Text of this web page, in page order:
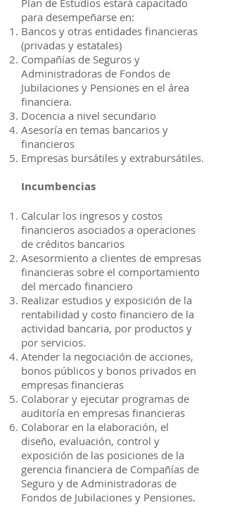
Plan de Estudios estará capacitado
para desempeñarse en:
Bancos y otras entidades financieras
(privadas y estatales)
Compañías de Seguros y
Administradoras de Fondos de
Jubilaciones y Pensiones en el área
financiera.
Docencia a nivel secundario
Asesoría en temas bancarios y
financieros
Empresas bursátiles y extrabursátiles.
Incumbencias
Calcular los ingresos y costos
financieros asociados a operaciones
de créditos bancarios
Asesormiento a clientes de empresas
financieras sobre el comportamiento
del mercado financiero
Realizar estudios y exposición de la
rentabilidad y costo financiero de la
actividad bancaria, por productos y
por servicios.
Atender la negociación de acciones,
bonos públicos y bonos privados en
empresas financieras
Colaborar y ejecutar programas de
auditoría en empresas financieras
Colaborar en la elaboración, el
diseño, evaluación, control y
exposición de las posiciones de la
gerencia financiera de Compañías de
Seguro y de Administradoras de
Fondos de Jubilaciones y Pensiones.